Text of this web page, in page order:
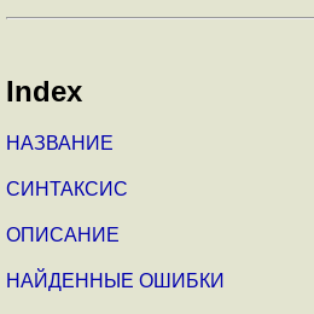
Index
НАЗВАНИЕ
СИНТАКСИС
ОПИСАНИЕ
НАЙДЕННЫЕ ОШИБКИ